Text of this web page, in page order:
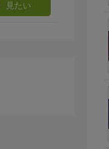
見たい